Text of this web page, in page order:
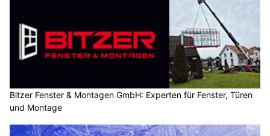
Bitzer Fenster & Montagen GmbH: Experten für Fenster, Türen
und Montage